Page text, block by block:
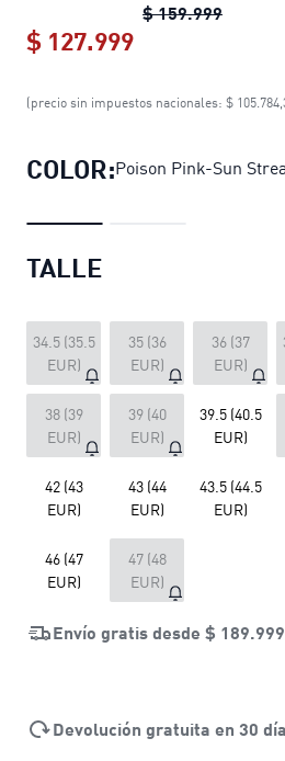
$ 159.999Botines
$ 127.999
Botines de
(precio sin impuestos nacionales: $
COLOR:Poison Pink-Sun
TALLE
34.5 (35.5
EUR)
35 (36
EUR)
36 (37
EUR)
38 (39
EUR)
39 (40
EUR)
39.5 (40.5
EUR)
42 (43
EUR)
43 (44
EUR)
43.5 (44.5
EUR)
46 (47
EUR)
47 (48
EUR)
Envío gratis desde $
Devolución gratuita en 30